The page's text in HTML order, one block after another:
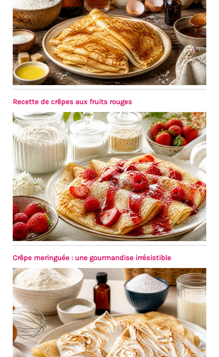
générale et les bords arrondis
permettent de l'utiliser au
restaurant ou à la maison.
Intégrez harmonieusement à
votre table à manger. Une
variété de combinaisons peut
également répondre à vos
besoins à diverses occasions
notre vaisselle en porcelaine a
subi un processus de
production complet et n'aura
pas d'odeur particulière. S'il y
a une légère odeur de la boîte
lorsque l'emballage est
ouvert, vous pouvez placer les
produits au soleil pendant
dix à vingt minutes. La
porcelaine de haute qualité
n'affectera pas Le goût de la
nourriture elle-même, vous
pouvez également utiliser ses
propres caractéristiques pour
rendre la nourriture plus
délicieuse. MALACASA vous
souhaite un bon appétit
Recette de crêpes aux fruits rouges
Crêpe meringuée : une gourmandise irrésistible